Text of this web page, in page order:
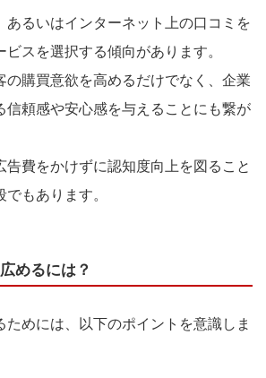
あるいはインターネット上の口コミを
スを選択する傾向があります。
の購買意欲を高めるだけでなく、企業
信頼感や安心感を与えることにも繋が
告費をかけずに認知度向上を図ること
もあります。
めるには？
ためには、以下のポイントを意識しま